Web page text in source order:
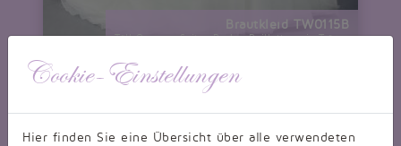
Brautkleid TW0115B
Tüll Organza Spitze Perlen Pailletten ein Träger
Cookie-Einstellungen
Hier finden Sie eine Übersicht über alle verwendeten